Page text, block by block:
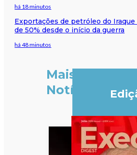
há 18 minutos
Exportações de petróleo do Iraque
de 50% desde o início da guerra
há 48 minutos
Mais
Notícias